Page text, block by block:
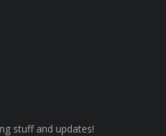
stuff and updates!